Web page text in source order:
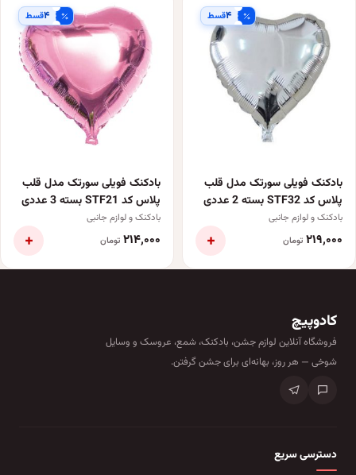
۴قسط
بادکنک فویلی سورتک مدل قلب
پلاس کد STF32 بسته 2 عددی
بادکنک و لوازم جانبی
۲۱۹٬۰۰۰ تومان +
۴قسط
بادکنک فویلی سورتک مدل قلب
پلاس کد STF21 بسته 3 عددی
بادکنک و لوازم جانبی
۲۱۴٬۰۰۰ تومان +
کادوپیچ
فروشگاه آنلاین لوازم جشن، بادکنک، شمع، عروسک و وسایل
شوخی — هر روز، بهانه‌ای برای جشن گرفتن.
دسترسی سریع